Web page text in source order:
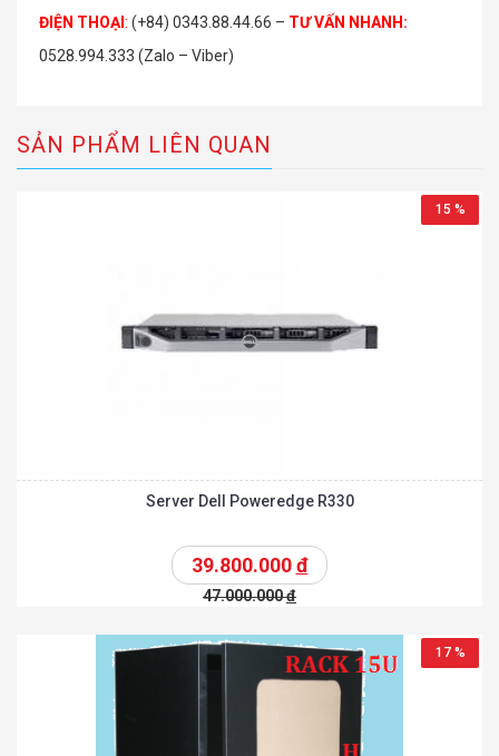
ĐIỆN THOẠI: (+84) 0343.88.44.66 – TƯ VẤN NHANH:
0528.994.333 (Zalo – Viber)
SẢN PHẨM LIÊN QUAN
15 %
Server Dell Poweredge R330
39.800.000đ
47.000.000đ
17 %